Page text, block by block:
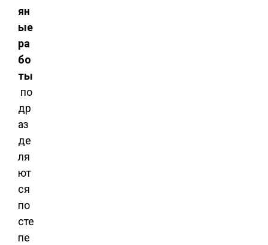
ян
ые
ра
бо
ты
по
др
аз
де
ля
ют
ся
по
сте
пе